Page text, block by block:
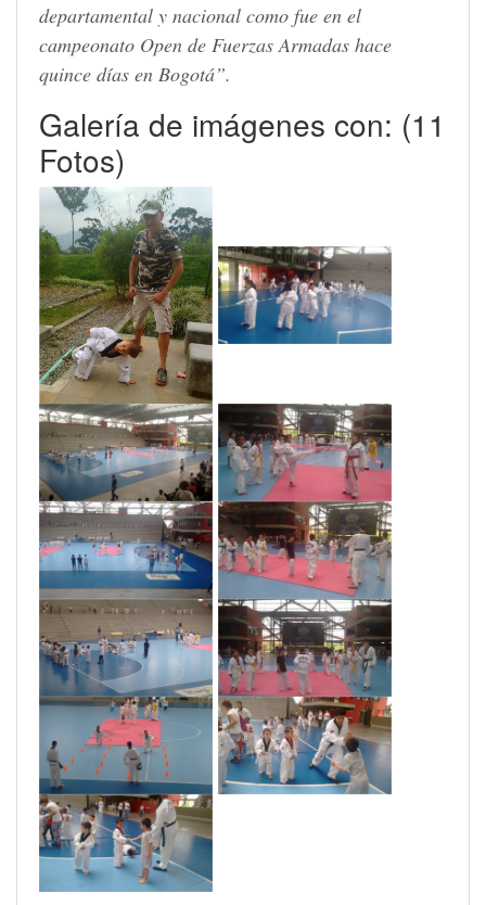
departamental y nacional como fue en el
campeonato Open de Fuerzas Armadas hace
quince días en Bogotá”.
Galería de imágenes con: (11
Fotos)